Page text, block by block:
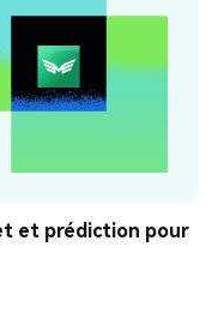
et prédiction pour